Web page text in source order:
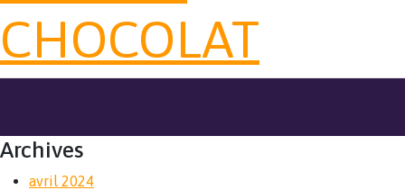
CHOCOLAT
Archives
avril 2024